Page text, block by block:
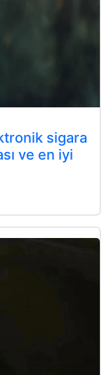
sigara
ve en iyi